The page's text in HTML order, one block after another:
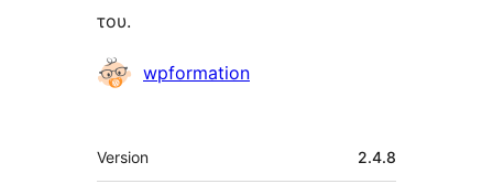
του.
Συντελεστές
wpformation
Μεταστοιχεία
Version 2.4.8